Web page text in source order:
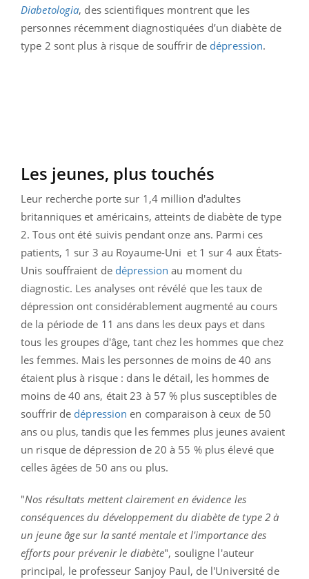
Diabetologia, des scientifiques montrent que les
personnes récemment diagnostiquées d’un diabète de
type 2 sont plus à risque de souffrir de dépression.
Les jeunes, plus touchés
Leur recherche porte sur 1,4 million d'adultes
britanniques et américains, atteints de diabète de type
2. Tous ont été suivis pendant onze ans. Parmi ces
patients, 1 sur 3 au Royaume-Uni et 1 sur 4 aux États-
Unis souffraient de dépression au moment du
diagnostic. Les analyses ont révélé que les taux de
dépression ont considérablement augmenté au cours
de la période de 11 ans dans les deux pays et dans
tous les groupes d'âge, tant chez les hommes que chez
les femmes. Mais les personnes de moins de 40 ans
étaient plus à risque : dans le détail, les hommes de
moins de 40 ans, était 23 à 57 % plus susceptibles de
souffrir de dépression en comparaison à ceux de 50
ans ou plus, tandis que les femmes plus jeunes avaient
un risque de dépression de 20 à 55 % plus élevé que
celles âgées de 50 ans ou plus.
"Nos résultats mettent clairement en évidence les
conséquences du développement du diabète de type 2 à
un jeune âge sur la santé mentale et l'importance des
efforts pour prévenir le diabète", souligne l'auteur
principal, le professeur Sanjoy Paul, de l'Université de